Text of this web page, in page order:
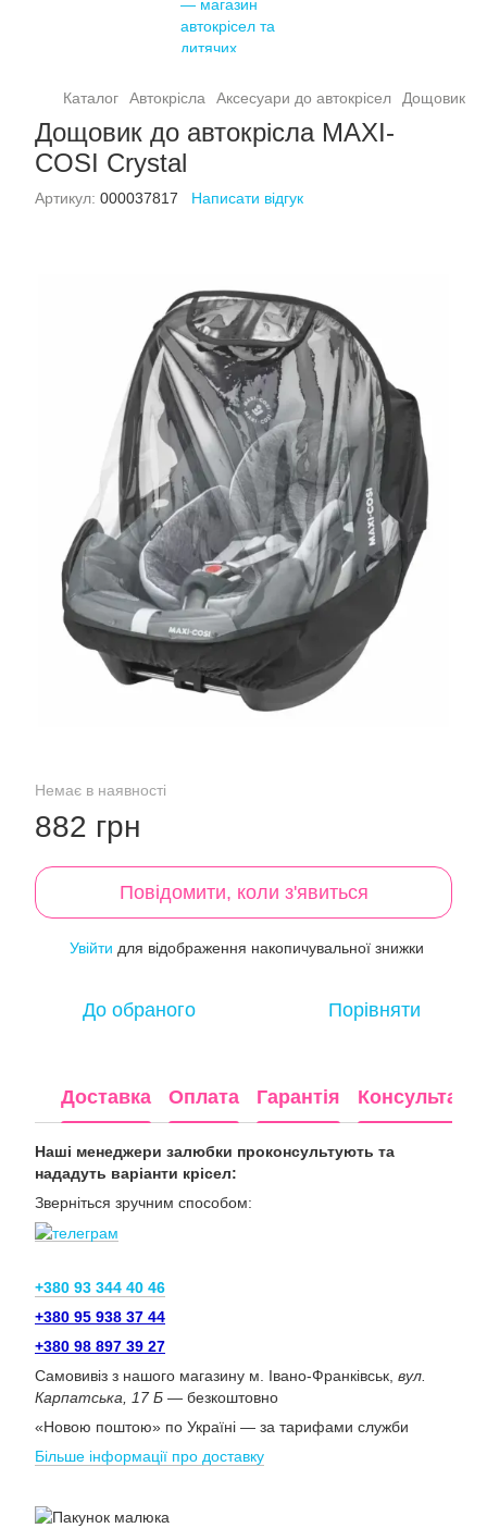
Каталог Автокрісла Аксесуари до автокрісел Дощовик
Дощовик до автокрісла MAXI-
COSI Crystal
Артикул: 000037817 Написати відгук
Немає в наявності
882 грн
Повідомити, коли з'явиться
Увійти для відображення накопичувальної знижки
До обраного Порівняти
Доставка Оплата Гарантія Консультація
Наші менеджери залюбки проконсультують та
нададуть варіанти крісел:
Зверніться зручним способом:
+380 93 344 40 46
+380 95 938 37 44
+380 98 897 39 27
Самовивіз з нашого магазину м. Івано-Франківськ, вул.
Карпатська, 17 Б — безкоштовно
«Новою поштою» по Україні — за тарифами служби
Більше інформації про доставку